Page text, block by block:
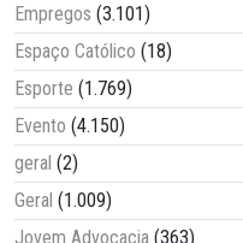
Empregos (3.101)
Espaço Católico (18)
Esporte (1.769)
Evento (4.150)
geral (2)
Geral (1.009)
Jovem Advocacia (363)